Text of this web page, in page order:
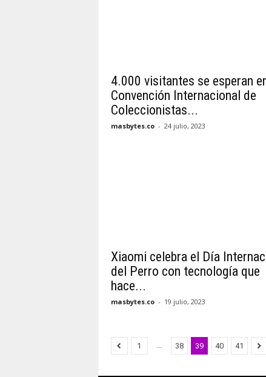
4.000 visitantes se esperan
Convención Internacional de
Coleccionistas...
masbytes.co - 24 julio, 2023
Xiaomi celebra el Día
del Perro con tecnología que
hace...
masbytes.co - 19 julio, 2023
1 ... 38 39 40 41